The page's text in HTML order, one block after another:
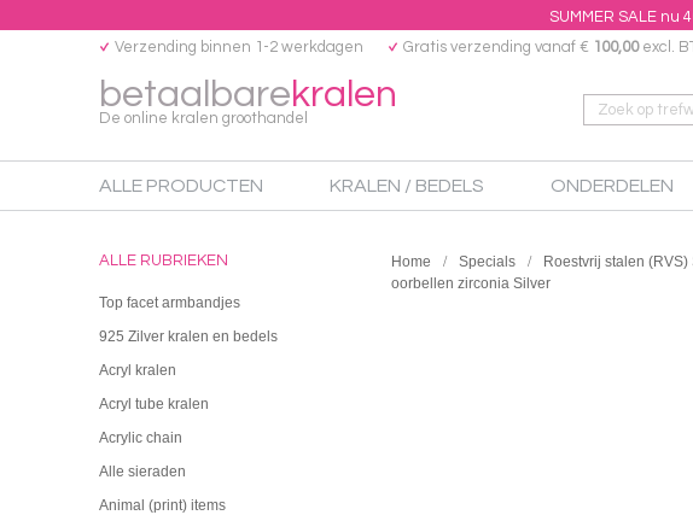
SUMMER SALE nu
betaalbarekralen
De online kralen groothandel
Verzending binnen 1-2 werkdagen Gratis verzending vanaf € 100,00excl.
ALLE PRODUCTEN KRALEN / BEDELS ONDERDELEN
ALLE RUBRIEKEN
Top facet armbandjes
925 Zilver kralen en bedels
Acryl kralen
Acryl tube kralen
Acrylic chain
Alle sieraden
Animal (print) items
Home Specials Roestvrij stalen
oorbellen zirconia Silver